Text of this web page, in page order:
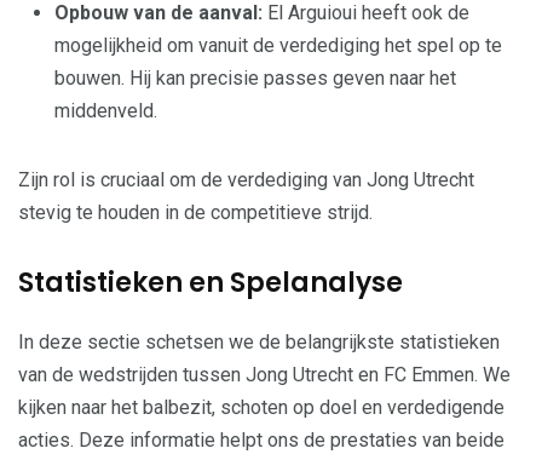
Opbouw van de aanval: El Arguioui heeft ook de
mogelijkheid om vanuit de verdediging het spel op te
bouwen. Hij kan precisie passes geven naar het
middenveld.
Zijn rol is cruciaal om de verdediging van Jong Utrecht
stevig te houden in de competitieve strijd.
Statistieken en Spelanalyse
In deze sectie schetsen we de belangrijkste statistieken
van de wedstrijden tussen Jong Utrecht en FC Emmen. We
kijken naar het balbezit, schoten op doel en verdedigende
acties. Deze informatie helpt ons de prestaties van beide